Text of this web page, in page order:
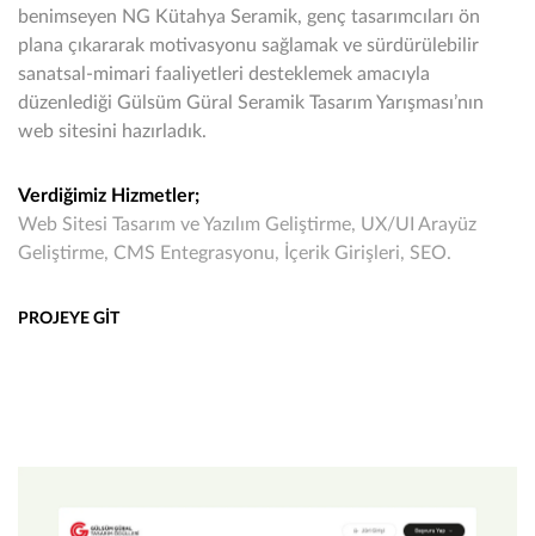
benimseyen NG Kütahya Seramik, genç tasarımcıları ön
plana çıkararak motivasyonu sağlamak ve sürdürülebilir
sanatsal-mimari faaliyetleri desteklemek amacıyla
düzenlediği Gülsüm Güral Seramik Tasarım Yarışması’nın
web sitesini hazırladık.
Verdiğimiz Hizmetler;
Web Sitesi Tasarım ve Yazılım Geliştirme, UX/UI Arayüz
Geliştirme, CMS Entegrasyonu, İçerik Girişleri, SEO.
PROJEYE GİT